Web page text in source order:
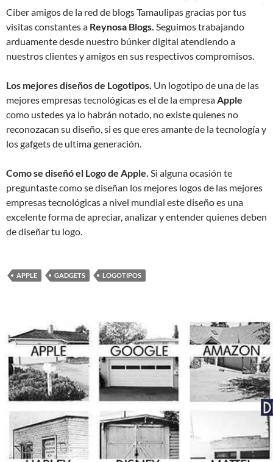
Ciber amigos de la red de blogs Tamaulipas gracias por tus
visitas constantes a Reynosa Blogs. Seguimos trabajando
arduamente desde nuestro búnker digital atendiendo a
nuestros clientes y amigos en sus respectivos compromisos.
Los mejores diseños de Logotipos. Un logotipo de una de las
mejores empresas tecnológicas es el de la empresa Apple
como ustedes ya lo habrán notado, no existe quienes no
reconozacan su diseño, si es que eres amante de la tecnología y
los gafgets de ultima generación.
Como se diseñó el Logo de Apple. Si alguna ocasión te
preguntaste como se diseñan los mejores logos de las mejores
empresas tecnológicas a nivel mundial este diseño es una
excelente forma de apreciar, analizar y entender quienes deben
de diseñar tu logo.
APPLE GADGETS LOGOTIPOS